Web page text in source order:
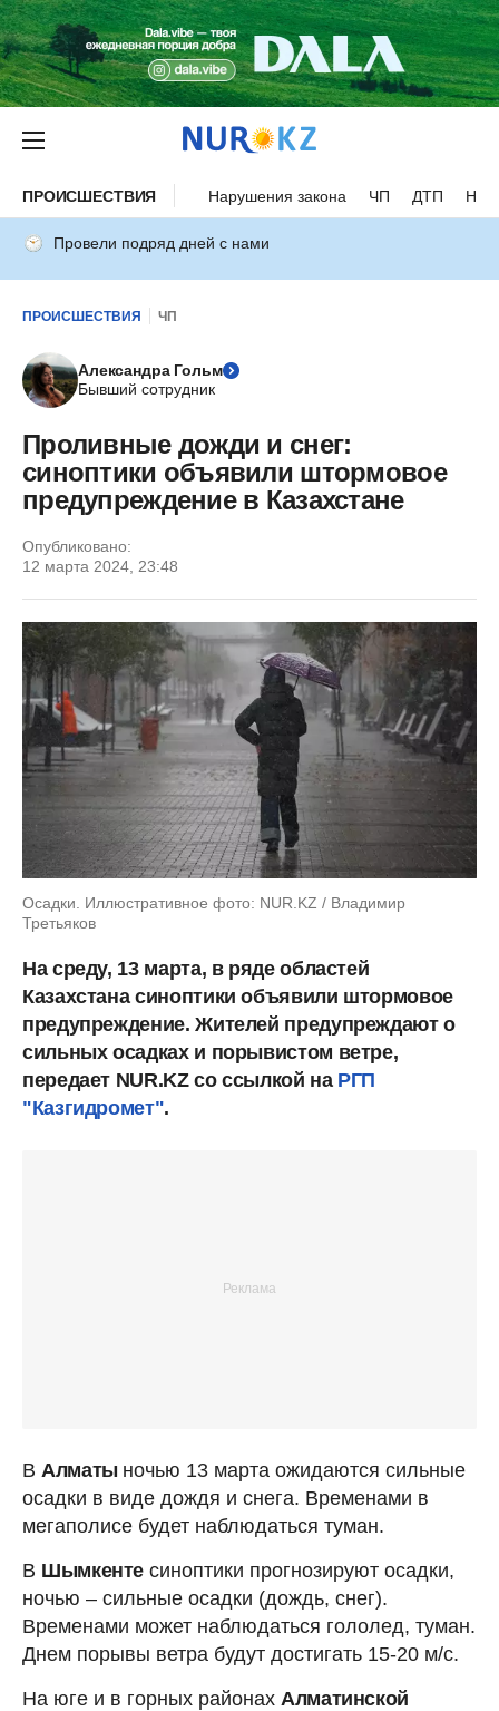
ПРОИСШЕСТВИЯ Нарушения закона ЧП ДТП
Провели подряд дней с нами
ПРОИСШЕСТВИЯ ЧП
Александра Гольм
Бывший сотрудник
Проливные дожди и снег:
синоптики объявили штормовое
предупреждение в Казахстане
Опубликовано:
12 марта 2024, 23:48
Осадки. Иллюстративное фото: NUR.KZ / Владимир
Третьяков
На среду, 13 марта, в ряде областей
Казахстана синоптики объявили штормовое
предупреждение. Жителей предупреждают о
сильных осадках и порывистом ветре,
передает NUR.KZ со ссылкой на РГП
"Казгидромет".
В Алматы ночью 13 марта ожидаются сильные
осадки в виде дождя и снега. Временами в
мегаполисе будет наблюдаться туман.
В Шымкенте синоптики прогнозируют осадки,
ночью – сильные осадки (дождь, снег).
Временами может наблюдаться гололед, туман.
Днем порывы ветра будут достигать 15-20 м/с.
На юге и в горных районах Алматинской